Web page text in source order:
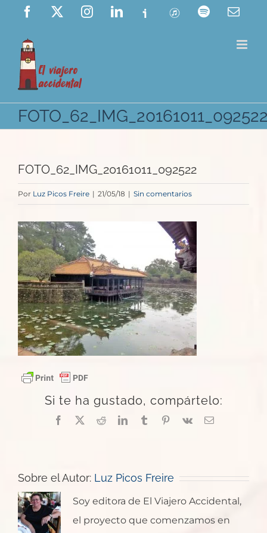
Saltar
contenido
Facebook InstagramLinkedIn
Ivoox ITunes Spotify
FOTO_62_IMG_20161011_092522
Por Luz Picos Freire | 21/05/18 | Sin comentarios
Si te ha gustado, compártelo:
Facebook
X RedditLinkedInTumblrPinterest
Vk
Correo
Sobre el Autor: Luz Picos Freire
Soy editora de El Viajero Accidental,
el proyecto que comenzamos en